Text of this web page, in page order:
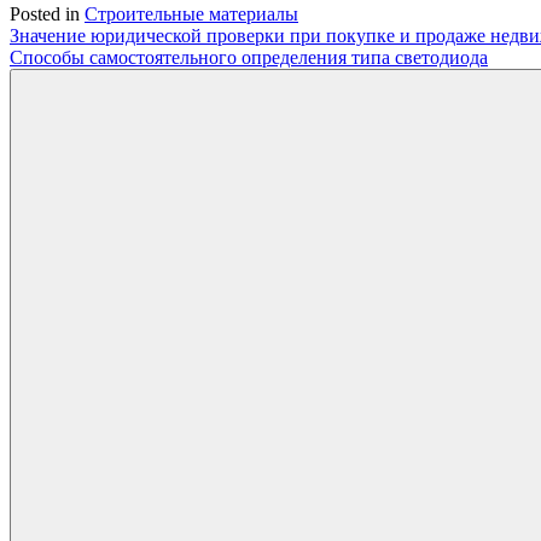
Posted in Строительные материалы
Навигация
по
Значение юридической проверки при покупке и продаже
Способы самостоятельного определения типа светодиода